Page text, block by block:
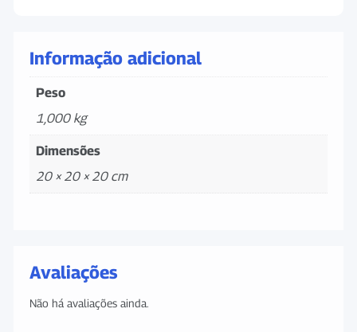
Informação adicional
Peso
1,000 kg
Dimensões
20 × 20 × 20 cm
Avaliações
Não há avaliações ainda.